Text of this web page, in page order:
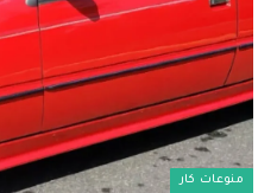
منوعات كار